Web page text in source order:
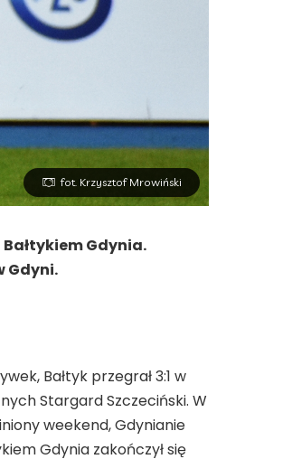
fot. Krzysztof Mrowiński
Gdynia.
Gdyni.
Bałtyk przegrał 3:1 w
Stargard Szczeciński. W
weekend, Gdynianie
Gdynia zakończył się